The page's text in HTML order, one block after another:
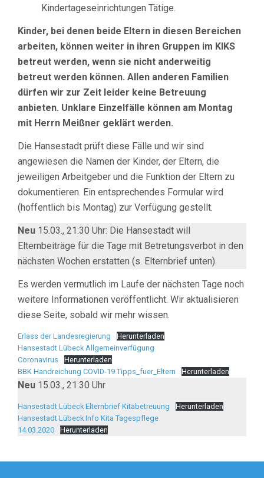
Kindertageseinrichtungen Tätige.
Kinder, bei denen beide Eltern in diesen Bereichen
arbeiten, können weiter in ihren Gruppen im KIKS
betreut werden, wenn sie nicht anderweitig
betreut werden können. Allen anderen Familien
dürfen wir zur Zeit leider keine Betreuung
anbieten. Unklare Einzelfälle können am Montag
mit Herrn Meißner geklärt werden.
Die Hansestadt prüft diese Fälle und wir sind
angewiesen die Namen der Kinder, der Eltern, die
jeweiligen Arbeitgeber und die Funktion der Eltern zu
dokumentieren. Ein entsprechendes Formular wird
(hoffentlich bis Montag) zur Verfügung gestellt.
Neu 15.03., 21:30 Uhr: Die Hansestadt will
Elternbeiträge für die Tage mit Betretungsverbot in den
nächsten Wochen erstatten (s. Elternbrief unten).
Es werden vermutlich im Laufe der nächsten Tage noch
weitere Informationen veröffentlicht. Wir aktualisieren
diese Seite, sobald wir mehr wissen.
Erlass der Landesregierung
Herunterladen
Hansestadt Lübeck Allgemeinverfügung
Coronavirus
Herunterladen
BBK Handreichung COVID-19 Tipps_fuer_Eltern
Herunterladen
Neu 15.03., 21:30 Uhr
Hansestadt Lübeck Elternbrief Kitabetreuung
Herunterladen
Hansestadt Lübeck Info Kita Tagespflege
14.03.2020
Herunterladen